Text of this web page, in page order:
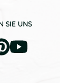
SIE UNS